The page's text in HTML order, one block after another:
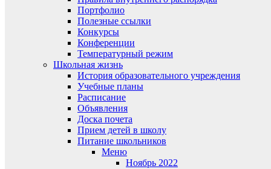
Портфолио
Полезные ссылки
Конкурсы
Конференции
Температурный режим
Школьная жизнь
История образовательного учреждения
Учебные планы
Расписание
Объявления
Доска почета
Прием детей в школу
Питание школьников
Меню
Ноябрь 2022